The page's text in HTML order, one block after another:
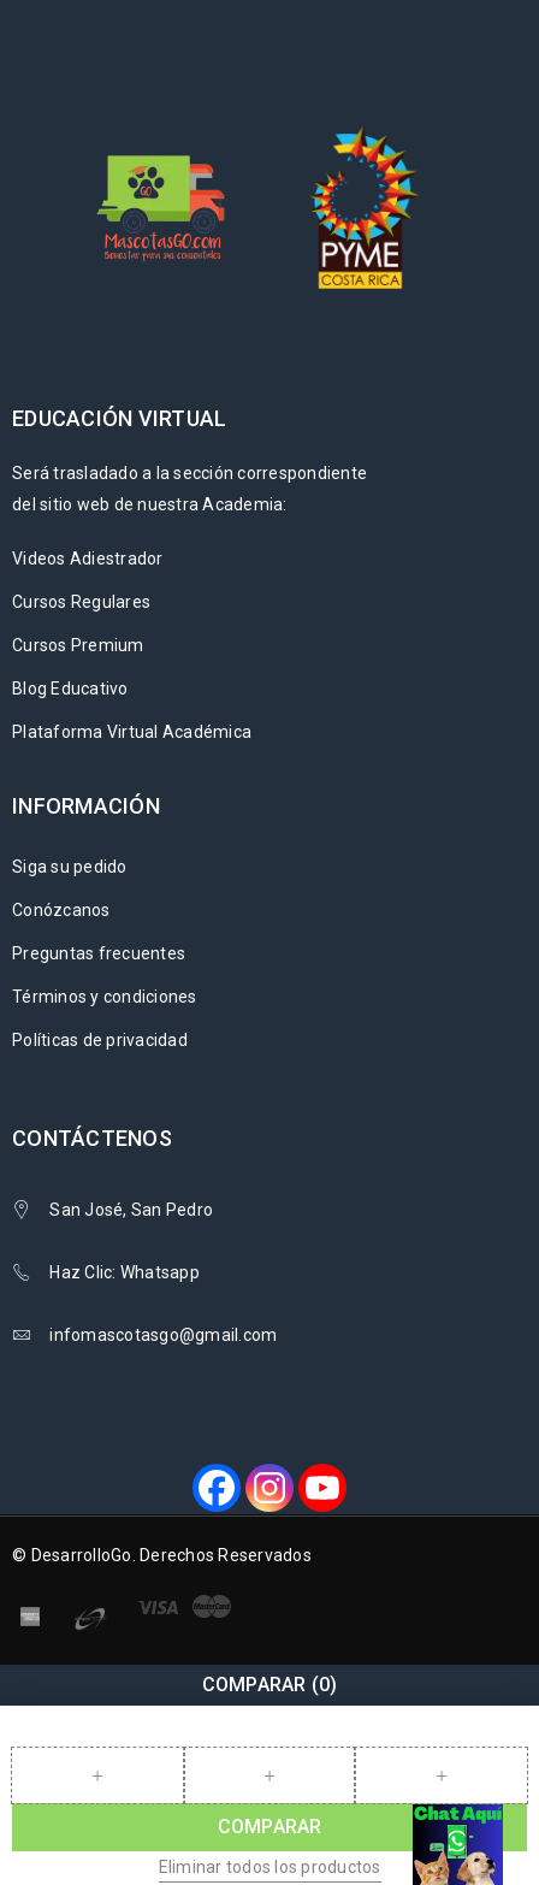
EDUCACIÓN VIRTUAL
Será trasladado a la sección correspondiente
del sitio web de nuestra Academia:
Videos Adiestrador
Cursos Regulares
Cursos Premium
Blog Educativo
Plataforma Virtual Académica
INFORMACIÓN
Siga su pedido
Conózcanos
Preguntas frecuentes
Términos y condiciones
Políticas de privacidad
CONTÁCTENOS
San José, San Pedro
Haz Clic: Whatsapp
infomascotasgo@gmail.com
© DesarrolloGo. Derechos Reservados
COMPARAR (0)
COMPARAR
Eliminar todos los productos